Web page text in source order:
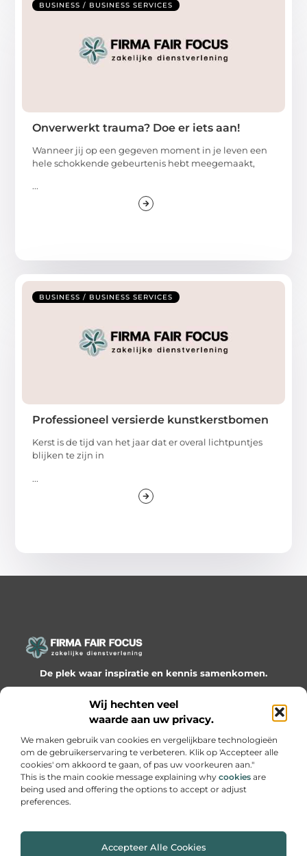
Wij hechten veel
waarde aan uw privacy.
We maken gebruik van cookies en vergelijkbare technologieën
om de gebruikerservaring te verbeteren. Klik op 'Accepteer alle
cookies' om akkoord te gaan, of pas uw voorkeuren aan."
This is the main cookie message explaining why cookies are
being used and offering the options to accept or adjust
preferences.
Accepteer Alle Cookies
BUSINESS / BUSINESS SERVICES
Onverwerkt trauma? Doe er iets aan!
Wanneer jij op een gegeven moment in je leven een
hele schokkende gebeurtenis hebt meegemaakt,
...
BUSINESS / BUSINESS SERVICES
Professioneel versierde kunstkerstbomen
Kerst is de tijd van het jaar dat er overal lichtpuntjes
blijken te zijn in
...
De plek waar inspiratie en kennis samenkomen.
Ontdek onze blogs en artikelen en laat je verrassen door
waardevolle inzichten en nieuwe ideeën!
Bericht categorie
Onze informatie